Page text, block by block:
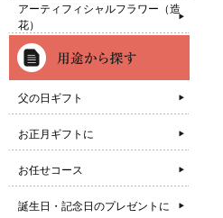
アーティフィシャルフラワー（造
花）
父の日ギフト
お正月ギフトに
お任せコース
誕生日・記念日のプレゼントに